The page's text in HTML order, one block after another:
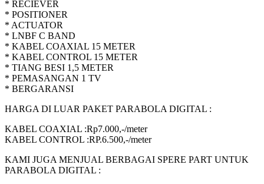
* RECIEVER
* POSITIONER
* ACTUATOR
* LNBF C BAND
* KABEL COAXIAL 15 METER
* KABEL CONTROL 15 METER
* TIANG BESI 1,5 METER
* PEMASANGAN 1 TV
* BERGARANSI
HARGA DI LUAR PAKET PARABOLA DIGITAL :
KABEL COAXIAL :Rp7.000,-/meter
KABEL CONTROL :RP.6.500,-/meter
KAMI JUGA MENJUAL BERBAGAI SPERE PART UNTUK
PARABOLA DIGITAL :